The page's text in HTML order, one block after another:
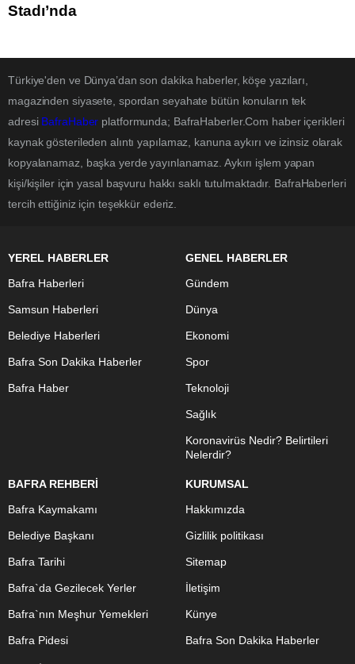
Stadı’nda
Türkiye'den ve Dünya’dan son dakika haberler, köşe yazıları,
magazinden siyasete, spordan seyahate bütün konuların tek
adresi BafraHaber platformunda; BafraHaberler.Com haber içerikleri
kaynak gösterileden alıntı yapılamaz, kanuna aykırı ve izinsiz olarak
kopyalanamaz, başka yerde yayınlanamaz. Aykırı işlem yapan
kişi/kişiler için yasal başvuru hakkı saklı tutulmaktadır. BafraHaberleri
tercih ettiğiniz için teşekkür ederiz.
YEREL HABERLER
Bafra Haberleri
Samsun Haberleri
Belediye Haberleri
Bafra Son Dakika Haberler
Bafra Haber
GENEL HABERLER
Gündem
Dünya
Ekonomi
Spor
Teknoloji
Sağlık
Koronavirüs Nedir? Belirtileri
Nelerdir?
BAFRA REHBERİ
Bafra Kaymakamı
Belediye Başkanı
Bafra Tarihi
Bafra`da Gezilecek Yerler
Bafra`nın Meşhur Yemekleri
Bafra Pidesi
KURUMSAL
Hakkımızda
Gizlilik politikası
Sitemap
İletişim
Künye
Bafra Son Dakika Haberler